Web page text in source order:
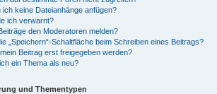
ich keine Dateianhänge anfügen?
ich verwarnt?
den Moderatoren melden?
„Speichern“-Schaltfläche beim Schreiben eines Beitrags?
Beitrag erst freigegeben werden?
ein Thema als neu?
und Thementypen